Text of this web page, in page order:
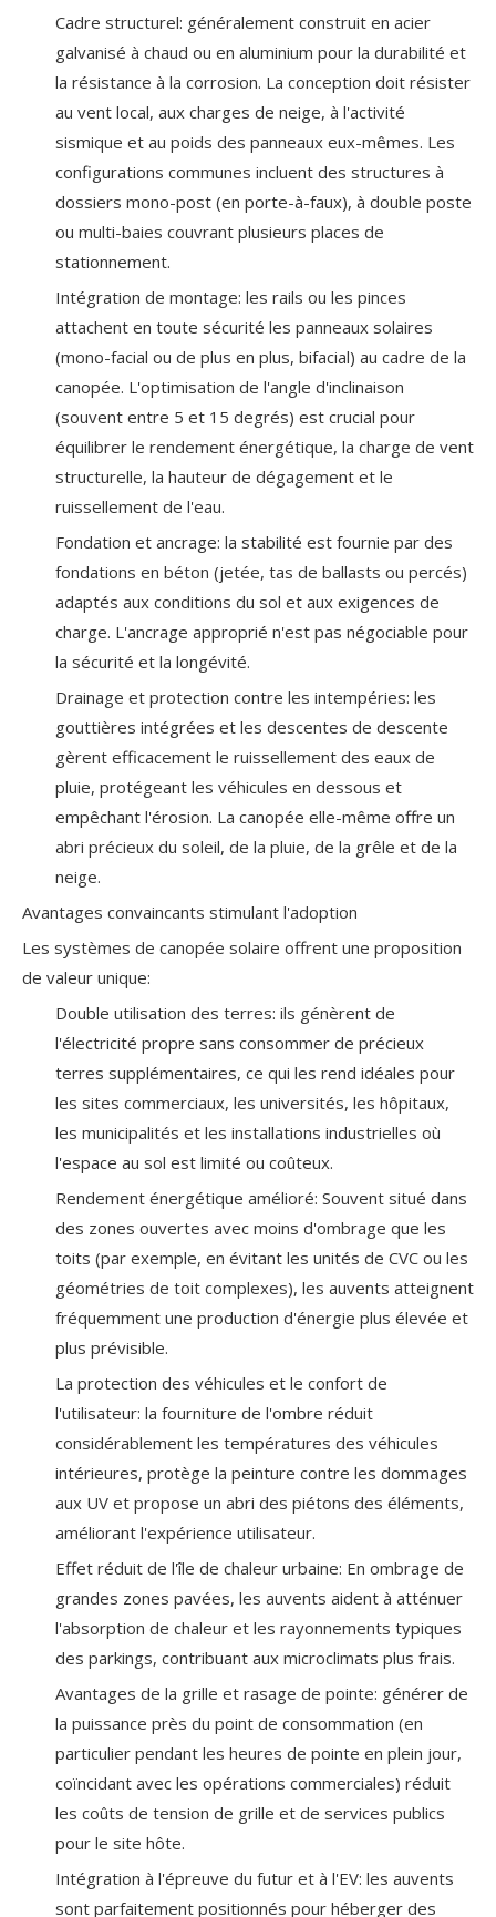
Cadre structurel: généralement construit en acier
galvanisé à chaud ou en aluminium pour la durabilité et
la résistance à la corrosion. La conception doit résister
au vent local, aux charges de neige, à l'activité
sismique et au poids des panneaux eux-mêmes. Les
configurations communes incluent des structures à
dossiers mono-post (en porte-à-faux), à double poste
ou multi-baies couvrant plusieurs places de
stationnement.
Intégration de montage: les rails ou les pinces
attachent en toute sécurité les panneaux solaires
(mono-facial ou de plus en plus, bifacial) au cadre de la
canopée. L'optimisation de l'angle d'inclinaison
(souvent entre 5 et 15 degrés) est crucial pour
équilibrer le rendement énergétique, la charge de vent
structurelle, la hauteur de dégagement et le
ruissellement de l'eau.
Fondation et ancrage: la stabilité est fournie par des
fondations en béton (jetée, tas de ballasts ou percés)
adaptés aux conditions du sol et aux exigences de
charge. L'ancrage approprié n'est pas négociable pour
la sécurité et la longévité.
Drainage et protection contre les intempéries: les
gouttières intégrées et les descentes de descente
gèrent efficacement le ruissellement des eaux de
pluie, protégeant les véhicules en dessous et
empêchant l'érosion. La canopée elle-même offre un
abri précieux du soleil, de la pluie, de la grêle et de la
neige.
Avantages convaincants stimulant l'adoption
Les systèmes de canopée solaire offrent une proposition
de valeur unique:
Double utilisation des terres: ils génèrent de
l'électricité propre sans consommer de précieux
terres supplémentaires, ce qui les rend idéales pour
les sites commerciaux, les universités, les hôpitaux,
les municipalités et les installations industrielles où
l'espace au sol est limité ou coûteux.
Rendement énergétique amélioré: Souvent situé dans
des zones ouvertes avec moins d'ombrage que les
toits (par exemple, en évitant les unités de CVC ou les
géométries de toit complexes), les auvents atteignent
fréquemment une production d'énergie plus élevée et
plus prévisible.
La protection des véhicules et le confort de
l'utilisateur: la fourniture de l'ombre réduit
considérablement les températures des véhicules
intérieures, protège la peinture contre les dommages
aux UV et propose un abri des piétons des éléments,
améliorant l'expérience utilisateur.
Effet réduit de l'île de chaleur urbaine: En ombrage de
grandes zones pavées, les auvents aident à atténuer
l'absorption de chaleur et les rayonnements typiques
des parkings, contribuant aux microclimats plus frais.
Avantages de la grille et rasage de pointe: générer de
la puissance près du point de consommation (en
particulier pendant les heures de pointe en plein jour,
coïncidant avec les opérations commerciales) réduit
les coûts de tension de grille et de services publics
pour le site hôte.
Intégration à l'épreuve du futur et à l'EV: les auvents
sont parfaitement positionnés pour héberger des